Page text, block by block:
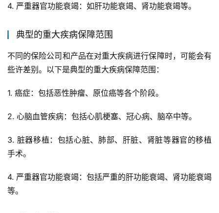
4. 严重器官功能衰竭：如肝功能衰竭、肾功能衰竭等。
典型的重大疾病保障范围
不同的保险公司和产品在对重大疾病进行保障时，可能会有
些许差别。以下是典型的重大疾病保障范围：
1. 癌症：包括恶性肿瘤、原位癌等各个阶段。
2. 心脑血管疾病：包括心肌梗塞、冠心病、脑卒中等。
3. 脏器移植：包括心脏、肺部、肝脏、肾脏等器官的移植
手术。
4. 严重器官功能衰竭：包括严重的肝功能衰竭、肾功能衰竭
等。